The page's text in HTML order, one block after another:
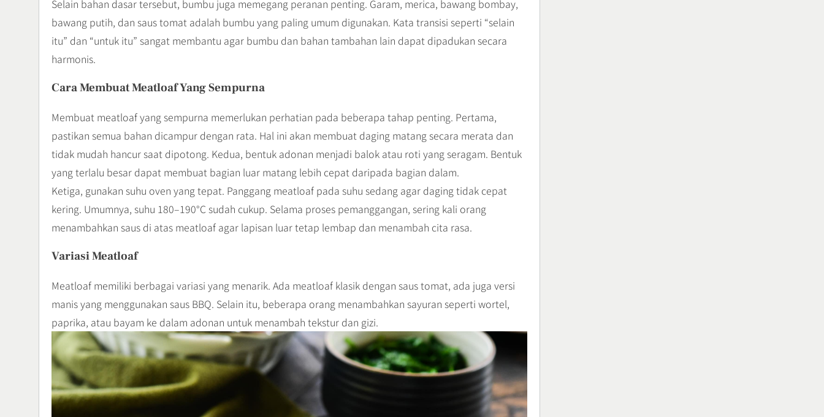
Selain bahan dasar tersebut, bumbu juga memegang peranan penting. Garam, merica, bawang bombay,
bawang putih, dan saus tomat adalah bumbu yang paling umum digunakan. Kata transisi seperti “selain
itu” dan “untuk itu” sangat membantu agar bumbu dan bahan tambahan lain dapat dipadukan secara
harmonis.
Cara Membuat Meatloaf Yang Sempurna
Membuat meatloaf yang sempurna memerlukan perhatian pada beberapa tahap penting. Pertama,
pastikan semua bahan dicampur dengan rata. Hal ini akan membuat daging matang secara merata dan
tidak mudah hancur saat dipotong. Kedua, bentuk adonan menjadi balok atau roti yang seragam. Bentuk
yang terlalu besar dapat membuat bagian luar matang lebih cepat daripada bagian dalam.
Ketiga, gunakan suhu oven yang tepat. Panggang meatloaf pada suhu sedang agar daging tidak cepat
kering. Umumnya, suhu 180–190°C sudah cukup. Selama proses pemanggangan, sering kali orang
menambahkan saus di atas meatloaf agar lapisan luar tetap lembap dan menambah cita rasa.
Variasi Meatloaf
Meatloaf memiliki berbagai variasi yang menarik. Ada meatloaf klasik dengan saus tomat, ada juga versi
manis yang menggunakan saus BBQ. Selain itu, beberapa orang menambahkan sayuran seperti wortel,
paprika, atau bayam ke dalam adonan untuk menambah tekstur dan gizi.